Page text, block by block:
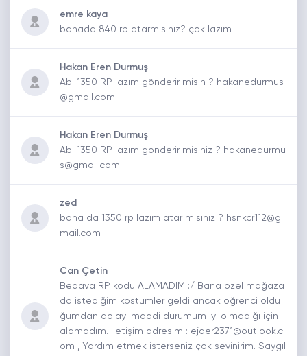
emre kaya
banada 840 rp atarmısınız? çok lazım
Hakan Eren Durmuş
Abi 1350 RP lazım gönderir misin ? hakanedurmus
@gmail.com
Hakan Eren Durmuş
Abi 1350 RP lazım gönderir misiniz ? hakanedurmu
s@gmail.com
zed
bana da 1350 rp lazım atar mısınız ? hsnkcr112@g
mail.com
Can Çetin
Bedava RP kodu ALAMADIM :/ Bana özel mağaza
da istediğim kostümler geldi ancak öğrenci oldu
ğumdan dolayı maddi durumum iyi olmadığı için
alamadım. İletişim adresim : ejder2371@outlook.c
om , Yardım etmek isterseniz çok sevinirim. Saygıl